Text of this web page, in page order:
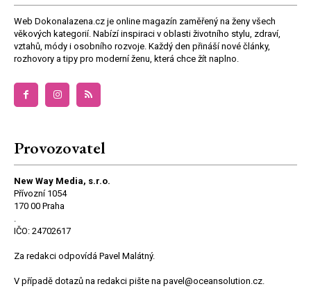
Web Dokonalazena.cz je online magazín zaměřený na ženy všech
věkových kategorií. Nabízí inspiraci v oblasti životního stylu, zdraví,
vztahů, módy i osobního rozvoje. Každý den přináší nové články,
rozhovory a tipy pro moderní ženu, která chce žít naplno.
Provozovatel
New Way Media, s.r.o.
Přívozní 1054
170 00 Praha
.
IČO: 24702617
Za redakci odpovídá Pavel Malátný.
V případě dotazů na redakci pište na pavel@oceansolution.cz.